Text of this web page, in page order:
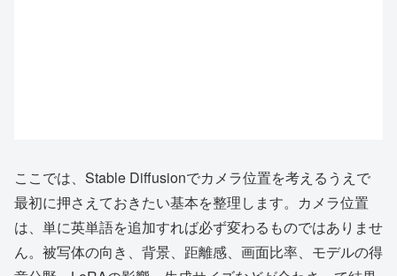
ここでは、Stable Diffusionでカメラ位置を考えるうえで
最初に押さえておきたい基本を整理します。カメラ位置
は、単に英単語を追加すれば必ず変わるものではありませ
ん。被写体の向き、背景、距離感、画面比率、モデルの得